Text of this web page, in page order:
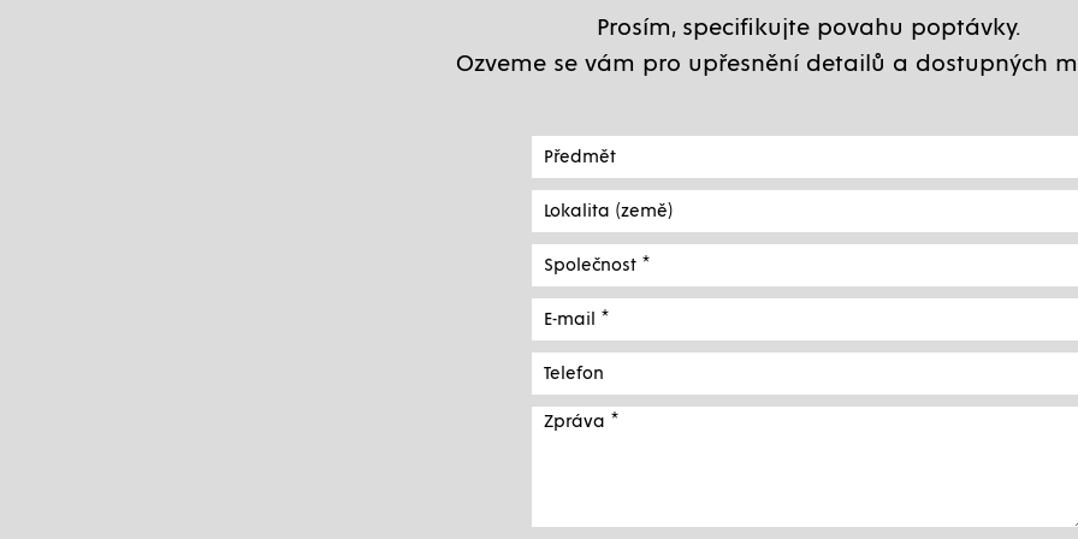
Prosím, specifikujte povahu poptávky.
Ozveme se vám pro upřesnění detailů a dostupných